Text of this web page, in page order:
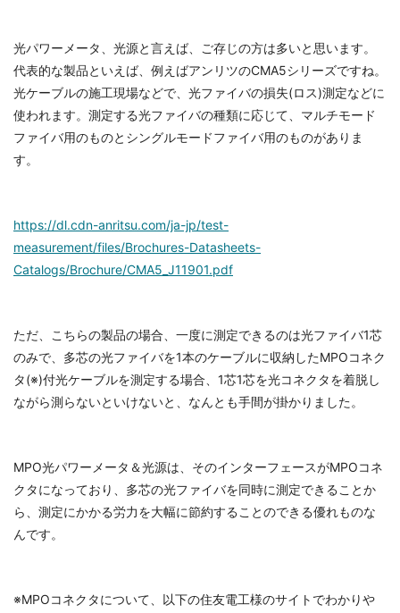
光パワーメータ、光源と言えば、ご存じの方は多いと思います。
代表的な製品といえば、例えばアンリツのCMA5シリーズですね。
光ケーブルの施工現場などで、光ファイバの損失(ロス)測定などに
使われます。測定する光ファイバの種類に応じて、マルチモード
ファイバ用のものとシングルモードファイバ用のものがありま
す。
https://dl.cdn-anritsu.com/ja-jp/test-
measurement/files/Brochures-Datasheets-
Catalogs/Brochure/CMA5_J11901.pdf
ただ、こちらの製品の場合、一度に測定できるのは光ファイバ1芯
のみで、多芯の光ファイバを1本のケーブルに収納したMPOコネク
タ(※)付光ケーブルを測定する場合、1芯1芯を光コネクタを着脱し
ながら測らないといけないと、なんとも手間が掛かりました。
MPO光パワーメータ＆光源は、そのインターフェースがMPOコネ
クタになっており、多芯の光ファイバを同時に測定できることか
ら、測定にかかる労力を大幅に節約することのできる優れものな
んです。
※MPOコネクタについて、以下の住友電工様のサイトでわかりや